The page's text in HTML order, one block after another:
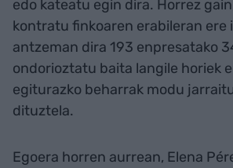
edo kateatu egin dira. Horrez
kontratu finkoaren erabileran
antzeman dira 193 enpresatako
ondorioztatu baita langile horiek
egiturazko beharrak modu
dituztela.
Egoera horren aurrean, Elena